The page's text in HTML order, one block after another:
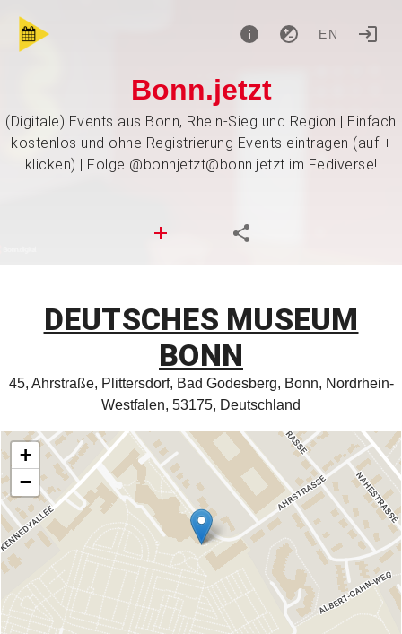
EN
Bonn.jetzt
(Digitale) Events aus Bonn, Rhein-Sieg und Region | Einfach
kostenlos und ohne Registrierung Events eintragen (auf +
klicken) | Folge @bonnjetzt@bonn.jetzt im Fediverse!
DEUTSCHES MUSEUM
BONN
45, Ahrstraße, Plittersdorf, Bad Godesberg, Bonn, Nordrhein-
Westfalen, 53175, Deutschland
+
−